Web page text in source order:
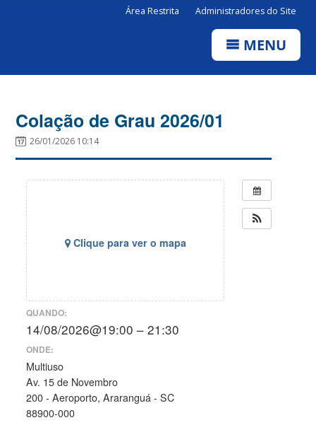
Área Restrita Administradores do Site
MENU
Colação de Grau 2026/01
26/01/2026 10:14
Clique para ver o mapa
QUANDO:
14/08/2026@19:00 – 21:30
ONDE:
Multiuso
Av. 15 de Novembro
200 - Aeroporto, Araranguá - SC
88900-000